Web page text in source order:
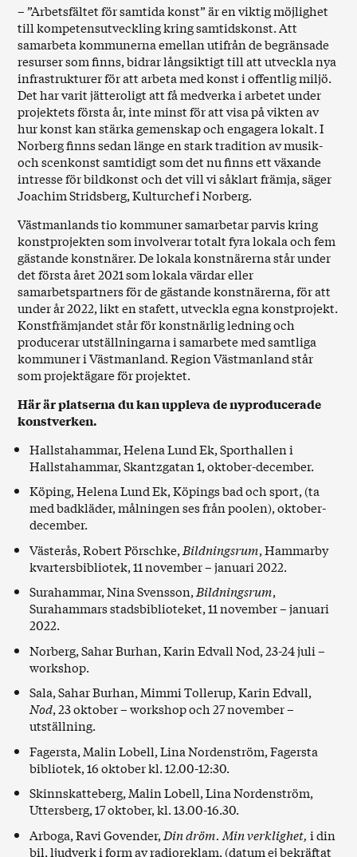
– ”Arbetsfältet för samtida konst” är en viktig möjlighet
till kompetensutveckling kring samtidskonst. Att
samarbeta kommunerna emellan utifrån de begränsade
resurser som finns, bidrar långsiktigt till att utveckla nya
infrastrukturer för att arbeta med konst i offentlig miljö.
Det har varit jätteroligt att få medverka i arbetet under
projektets första år, inte minst för att visa på vikten av
hur konst kan stärka gemenskap och engagera lokalt. I
Norberg finns sedan länge en stark tradition av musik-
och scenkonst samtidigt som det nu finns ett växande
intresse för bildkonst och det vill vi såklart främja, säger
Joachim Stridsberg, Kulturchef i Norberg.
Västmanlands tio kommuner samarbetar parvis kring
konstprojekten som involverar totalt fyra lokala och fem
gästande konstnärer. De lokala konstnärerna står under
det första året 2021 som lokala värdar eller
samarbetspartners för de gästande konstnärerna, för att
under år 2022, likt en stafett, utveckla egna konstprojekt.
Konstfrämjandet står för konstnärlig ledning och
producerar utställningarna i samarbete med samtliga
kommuner i Västmanland. Region Västmanland står
som projektägare för projektet.
Här är platserna du kan uppleva de nyproducerade
konstverken.
Hallstahammar, Helena Lund Ek, Sporthallen i
Hallstahammar, Skantzgatan 1, oktober-december.
Köping, Helena Lund Ek, Köpings bad och sport, (ta
med badkläder, målningen ses från poolen), oktober-
december.
Västerås, Robert Pörschke, Bildningsrum, Hammarby
kvartersbibliotek, 11 november – januari 2022.
Surahammar, Nina Svensson, Bildningsrum,
Surahammars stadsbiblioteket, 11 november – januari
2022.
Norberg, Sahar Burhan, Karin Edvall Nod, 23-24 juli –
workshop.
Sala, Sahar Burhan, Mimmi Tollerup, Karin Edvall,
Nod, 23 oktober – workshop och 27 november –
utställning.
Fagersta, Malin Lobell, Lina Nordenström, Fagersta
bibliotek, 16 oktober kl. 12.00-12:30.
Skinnskatteberg, Malin Lobell, Lina Nordenström,
Uttersberg, 17 oktober, kl. 13.00-16.30.
Arboga, Ravi Govender, Din dröm. Min verklighet, i din
bil, ljudverk i form av radioreklam, (datum ej bekräftat